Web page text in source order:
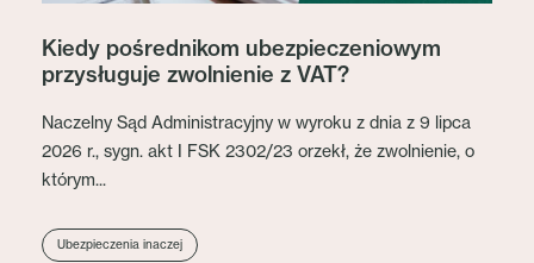
Kiedy pośrednikom ubezpieczeniowym
przysługuje zwolnienie z VAT?
Naczelny Sąd Administracyjny w wyroku z dnia z 9 lipca
2026 r., sygn. akt I FSK 2302/23 orzekł, że zwolnienie, o
którym...
Ubezpieczenia inaczej